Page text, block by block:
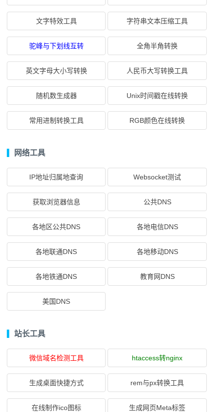
文字特效工具 字符串文本压缩工具
驼峰与下划线互转 全角半角转换
英文字母大小写转换 人民币大写转换工具
随机数生成器 Unix时间戳在线转换
常用进制转换工具 RGB颜色在线转换
网络工具
IP地址归属地查询 Websocket测试
获取浏览器信息 公共DNS
各地区公共DNS 各地电信DNS
各地联通DNS 各地移动DNS
各地铁通DNS 教育网DNS
美国DNS
站长工具
微信域名检测工具 htaccess转nginx
生成桌面快捷方式 rem与px转换工具
在线制作ico图标 生成网页Meta标签